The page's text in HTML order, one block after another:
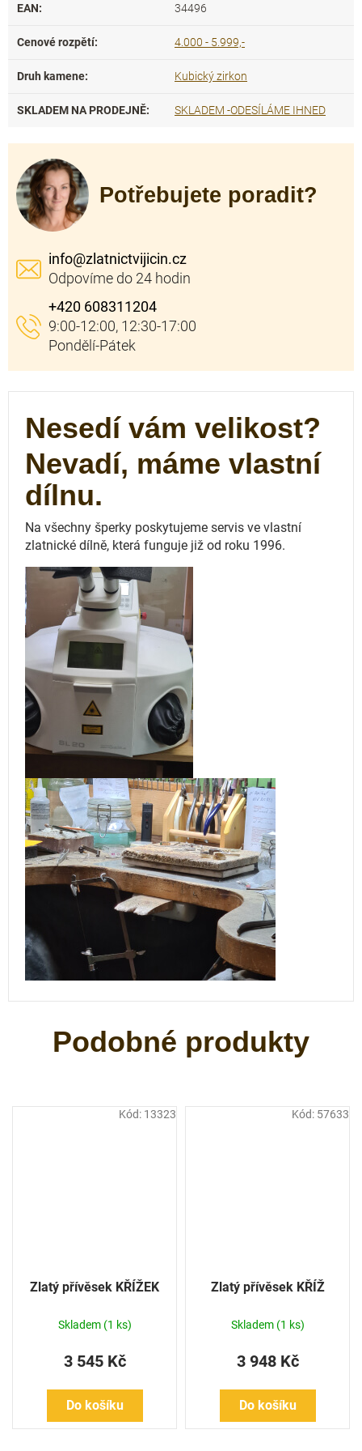
EAN: 34496
Cenové rozpětí: 4.000 - 5.999,-
Druh kamene: Kubický zirkon
SKLADEM NA PRODEJNĚ: SKLADEM -ODESÍLÁME IHNED
Potřebujete poradit?
info@zlatnictvijicin.cz
+420 608311204
Zlatý přívěsek KŘÍŽEK
Skladem (1 ks)
3 545 Kč
Do košíku
Kód: 13323
Zlatý přívěsek KŘÍŽ
Skladem (1 ks)
3 948 Kč
Do košíku
Kód: 57633
Nesedí vám velikost?
Nevadí, máme vlastní
dílnu.
Na všechny šperky poskytujeme servis ve vlastní
zlatnické dílně, která funguje již od roku 1996.